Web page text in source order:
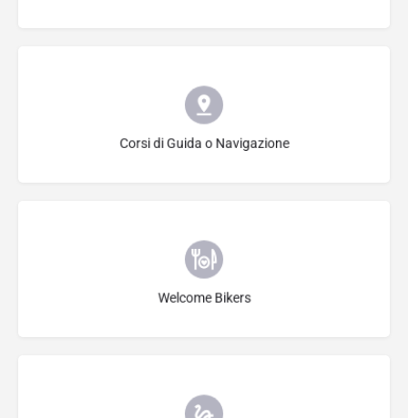
Corsi di Guida o Navigazione
Seleziona Categoria
Welcome Bikers
Seleziona Categoria